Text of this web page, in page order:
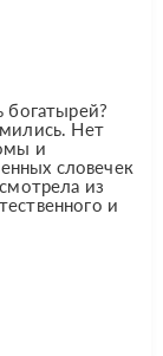
богатырей?
Нет
и
словечек
из
и